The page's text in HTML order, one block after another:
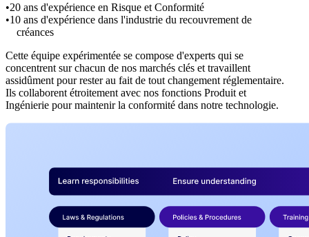
20 ans d'expérience en Risque et Conformité
10 ans d'expérience dans l'industrie du recouvrement de
créances
Cette équipe expérimentée se compose d'experts qui se
concentrent sur chacun de nos marchés clés et travaillent
assidûment pour rester au fait de tout changement réglementaire.
Ils collaborent étroitement avec nos fonctions Produit et
Ingénierie pour maintenir la conformité dans notre technologie.